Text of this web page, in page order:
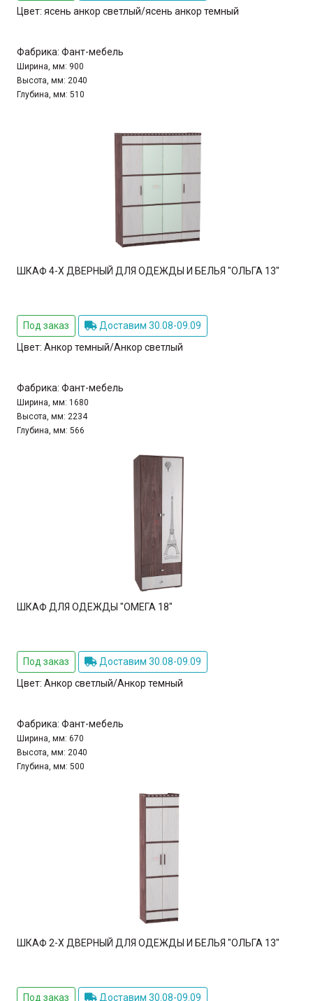
Цвет: ясень анкор светлый/ясень анкор темный
Фабрика: Фант-мебель
Ширина, мм: 900
Высота, мм: 2040
Глубина, мм: 510
ШКАФ 4-Х ДВЕРНЫЙ ДЛЯ ОДЕЖДЫ И БЕЛЬЯ "ОЛЬГА 13"
Под заказ
Доставим 30.08-09.09
Цвет: Анкор темный/Анкор светлый
Фабрика: Фант-мебель
Ширина, мм: 1680
Высота, мм: 2234
Глубина, мм: 566
ШКАФ ДЛЯ ОДЕЖДЫ "ОМЕГА 18"
Под заказ
Доставим 30.08-09.09
Цвет: Анкор светлый/Анкор темный
Фабрика: Фант-мебель
Ширина, мм: 670
Высота, мм: 2040
Глубина, мм: 500
ШКАФ 2-Х ДВЕРНЫЙ ДЛЯ ОДЕЖДЫ И БЕЛЬЯ "ОЛЬГА 13"
Под заказ Доставим 30.08-09.09